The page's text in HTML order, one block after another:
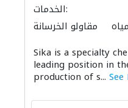
الخدمات:
مقاولو الخرسانة
صيانة السفن
ميكانيكيون الأسقف
Sika is a specialty
leading position in
production of s...